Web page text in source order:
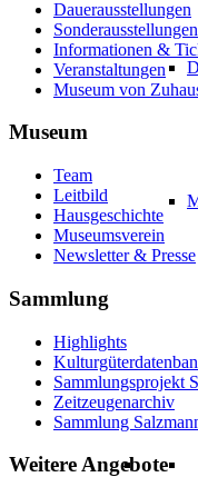
Dauerausstellungen
Sonderausstellungen
Informationen &
Veranstaltungen
Museum von
Museum
Team
Leitbild
Hausgeschichte
Museumsverein
Newsletter & Presse
Sammlung
Highlights
Sammlungsprojekt
Zeitzeugenarchiv
Sammlung
Weitere Angebote